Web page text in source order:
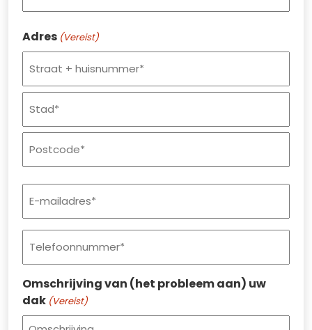
Adres (Vereist)
Straat
huisnummer
Plaats
mailadres
(Vereist)
Omschrijving van (het probleem aan) uw
dak (Vereist)